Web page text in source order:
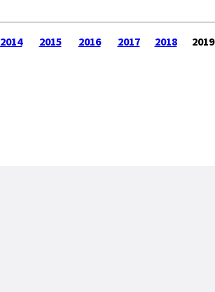
2014 2015 2016 2017 2018